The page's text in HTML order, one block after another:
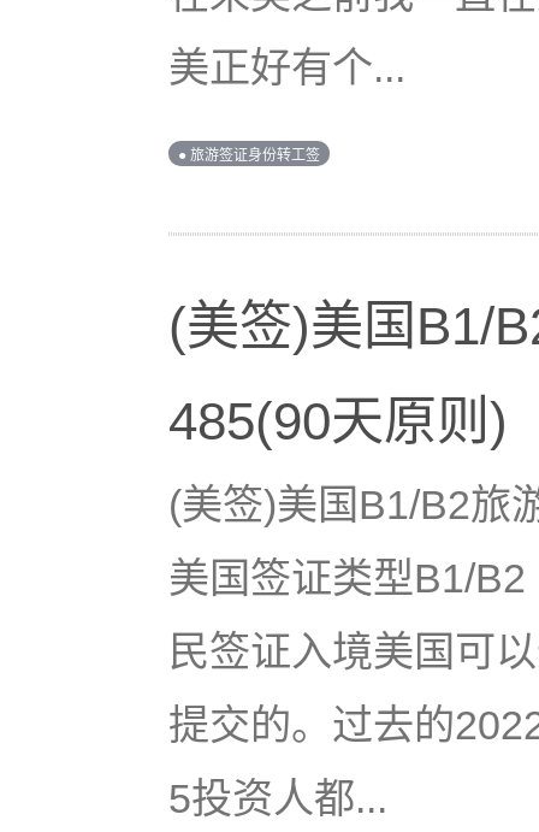
美正好有个...
● 旅游签证身份转工签
(美签)美国B1/
485(90天原则)
(美签)美国B1/B2旅
美国签证类型B1/
民签证入境美国可
提交的。过去的
5投资人都...